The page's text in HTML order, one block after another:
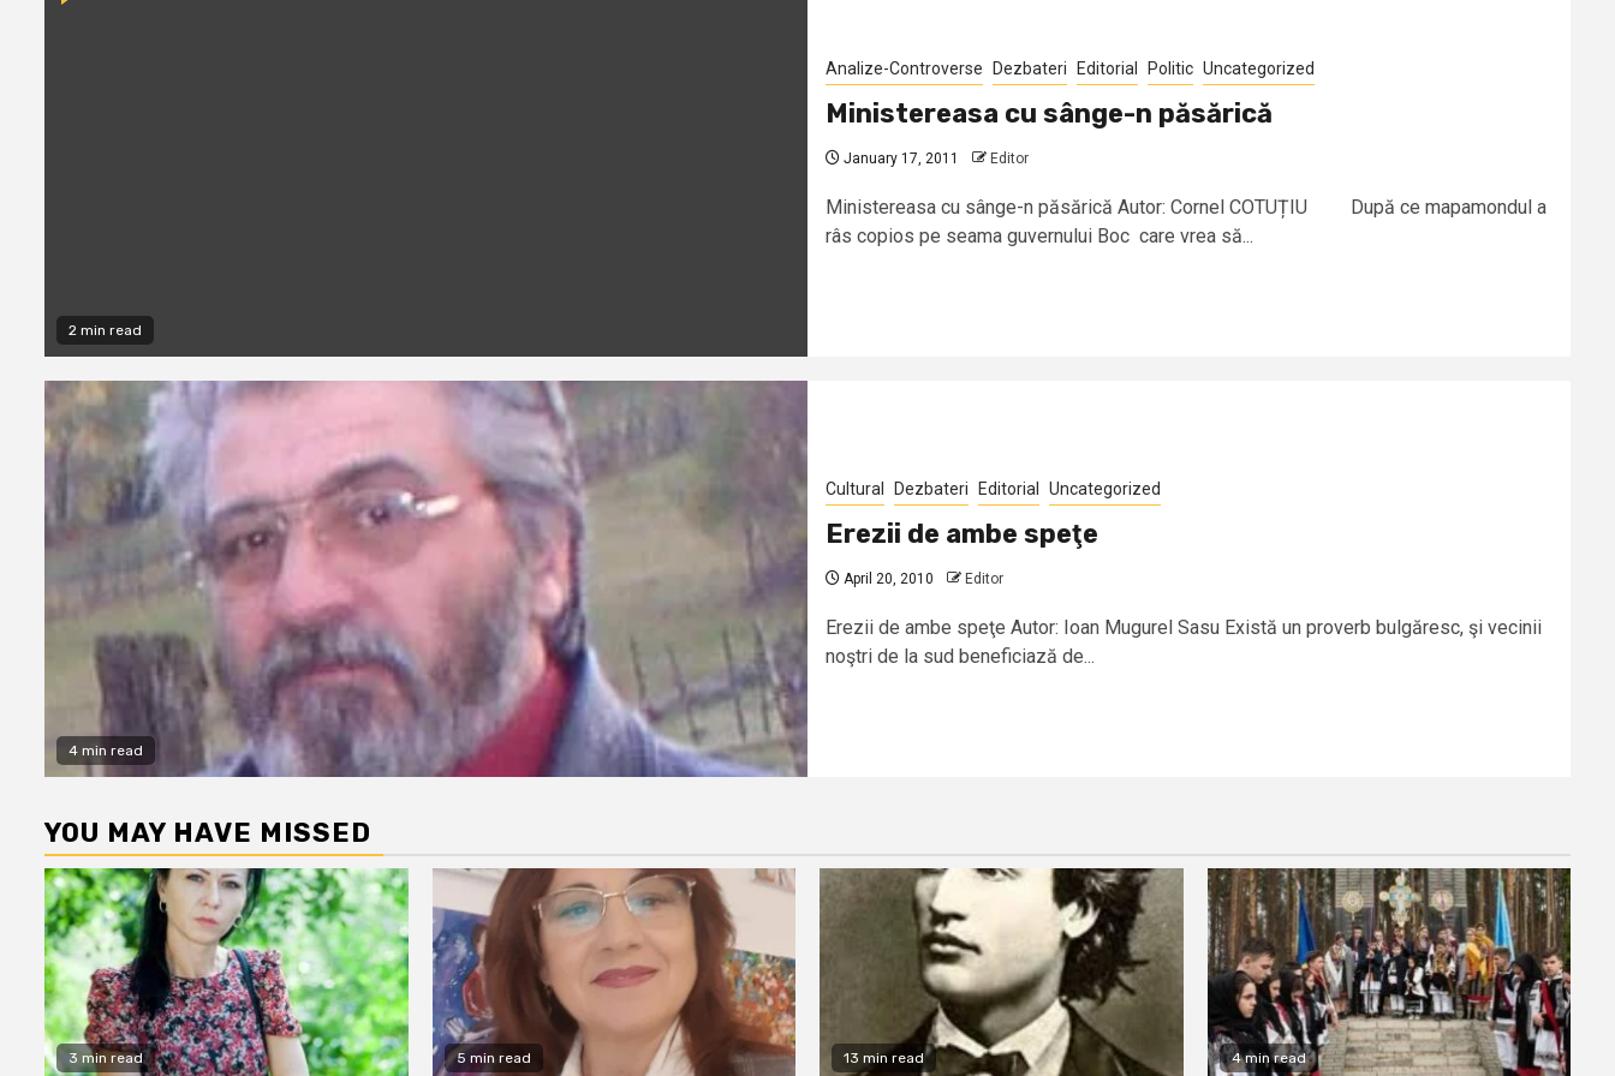
2 min read
Analize-Controverse Dezbateri Editorial Politic Uncategorized
Ministereasa cu sânge-n păsărică
January 17, 2011 Editor
Ministereasa cu sânge-n păsărică Autor: Cornel COTUȚIU După ce mapamondul a
râs copios pe seama guvernului Boc care vrea să...
4 min read
Cultural Dezbateri Editorial Uncategorized
Erezii de ambe speţe
April 20, 2010 Editor
Erezii de ambe speţe Autor: Ioan Mugurel Sasu Există un proverb bulgăresc, şi vecinii
noştri de la sud beneficiază de...
YOU MAY HAVE MISSED
3 min read 5 min read 13 min read 4 min read